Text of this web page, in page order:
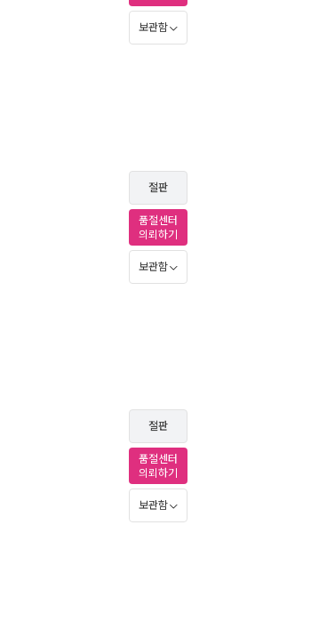
보관함
절판
품절센터
의뢰하기
보관함
절판
품절센터
의뢰하기
보관함